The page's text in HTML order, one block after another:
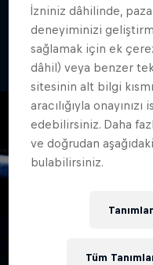
Ahh, bu
İzniniz dâhilinde,
deneyiminizi
sağlamak için ek
dâhil) veya benzer
sitesinin alt bilgi
aracılığıyla
edebilirsiniz. Daha
ve doğrudan
bulabilirsiniz.
Tüm